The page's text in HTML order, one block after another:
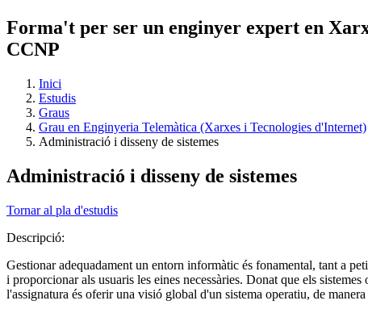
Forma't per ser un enginyer expert en
CCNP
Inici
Estudis
Graus
Grau en Enginyeria Telemàtica (Xarxes i Tecnologies d'Internet)
Administració i disseny de sistemes
Administració i disseny de sistemes
Tornar al pla d'estudis
Descripció:
Gestionar adequadament un entorn informàtic és fonamental, tant a
i proporcionar als usuaris les eines necessàries. Donat que els
l'assignatura és oferir una visió global d'un sistema operatiu, de